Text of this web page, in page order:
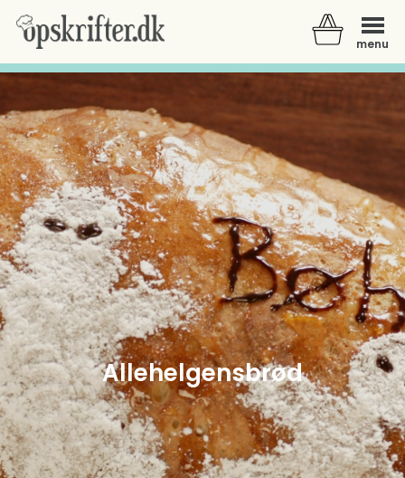
menu
Der er ingen varer i din kurv.
Allehelgensbrød